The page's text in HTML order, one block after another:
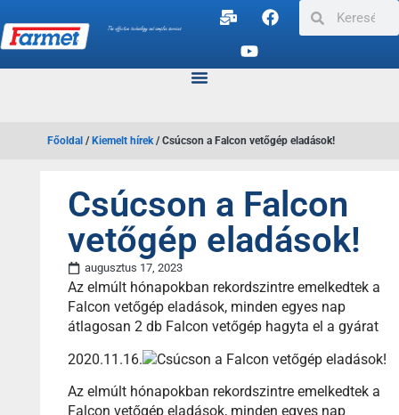
Főoldal/Kiemelt hírek/Csúcson a Falcon vetőgép eladások!
Csúcson a Falcon
vetőgép eladások!
augusztus 17, 2023
Az elmúlt hónapokban rekordszintre emelkedtek a
Falcon vetőgép eladások, minden egyes nap
átlagosan 2 db Falcon vetőgép hagyta el a gyárat
2020.11.16.
Az elmúlt hónapokban rekordszintre emelkedtek a
Falcon vetőgép eladások, minden egyes nap